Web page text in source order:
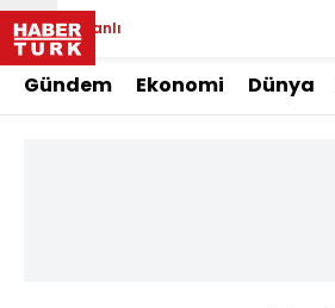
Canlı
Gündem Ekonomi Dünya